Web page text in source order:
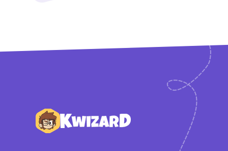
Podnožje